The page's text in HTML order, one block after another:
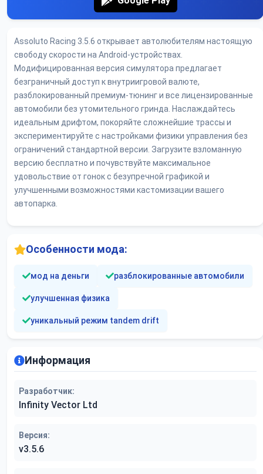
Assoluto Racing 3.5.6 открывает автолюбителям настоящую
свободу скорости на Android-устройствах.
Модифицированная версия симулятора предлагает
безграничный доступ к внутриигровой валюте,
разблокированный премиум-тюнинг и все лицензированные
автомобили без утомительного гринда. Наслаждайтесь
идеальным дрифтом, покоряйте сложнейшие трассы и
экспериментируйте с настройками физики управления без
ограничений стандартной версии. Загрузите взломанную
версию бесплатно и почувствуйте максимальное
удовольствие от гонок с безупречной графикой и
улучшенными возможностями кастомизации вашего
автопарка.
Особенности мода:
мод на деньги разблокированные автомобили
улучшенная физика
уникальный режим tandem drift
Информация
Разработчик:
Infinity Vector Ltd
Версия:
v3.5.6